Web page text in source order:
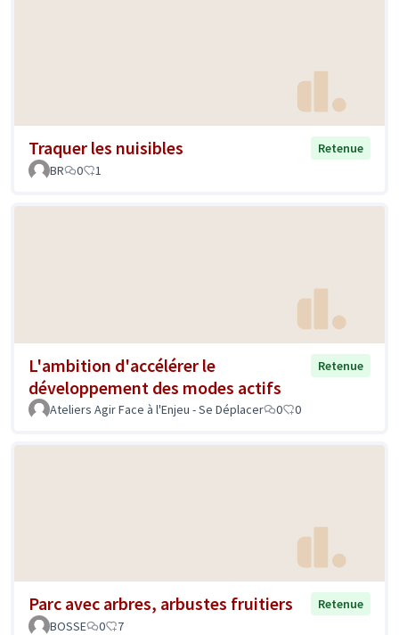
Traquer les nuisibles
Retenue
BR
0 1
L'ambition d'accélérer le
développement des modes actifs
Retenue
Ateliers Agir Face à l'Enjeu - Se Déplacer 0 0
Parc avec arbres, arbustes fruitiers
Retenue
BOSSE
0 7